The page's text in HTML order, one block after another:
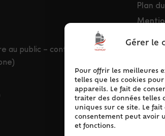
Gérer le
Pour offrir les meilleures
telles que les cookies
appareils. Le fait de
traiter des données telles
uniques sur ce site. Le
consentement peut avoir
et fonctions.
au public – contact
Plan
(UE)